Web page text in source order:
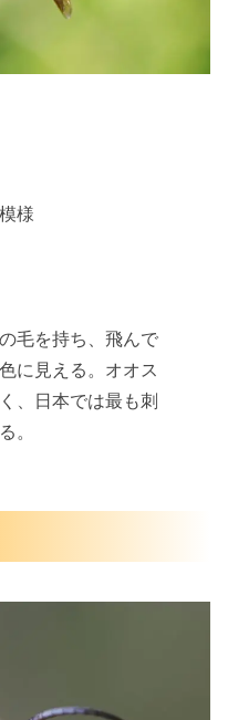
様
毛を持ち、飛んで
に見える。オオス
、日本では最も刺
。